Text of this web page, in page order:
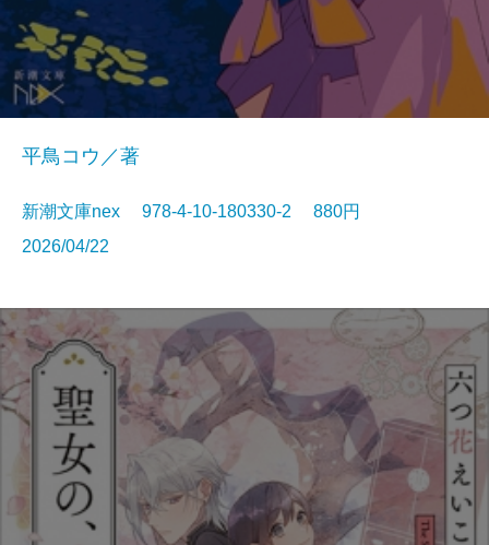
平鳥コウ／著
新潮文庫nex 978-4-10-180330-2 880円
2026/04/22